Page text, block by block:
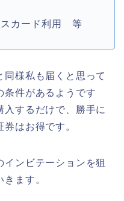
スカード利用 等
同様私も届くと思って
条件があるようです
入するだけで、勝手に
はお得です。
ンビテーションを狙
ます。